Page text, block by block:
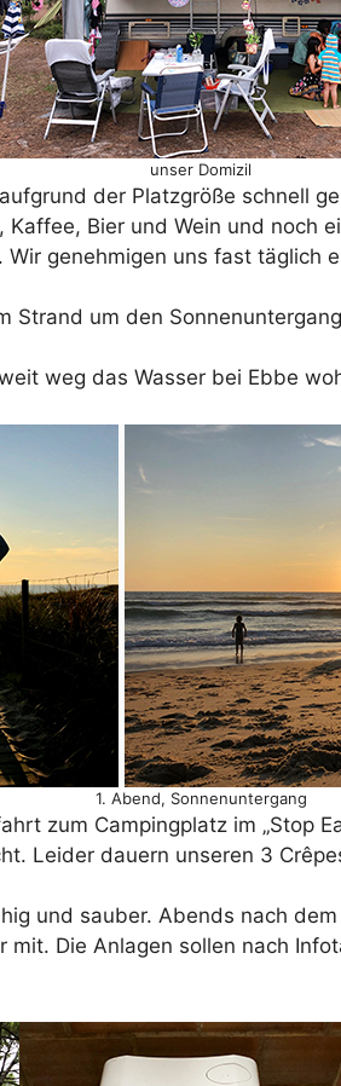
unser Domizil
der Platzgröße schnell
Bier und Wein und noch
genehmigen uns fast täglich
um den
weg das Wasser bei Ebbe
1. Abend, Sonnenuntergang
zum Campingplatz im „Stop
Leider dauern unseren 3
und sauber. Abends nach
mit. Die Anlagen sollen nach